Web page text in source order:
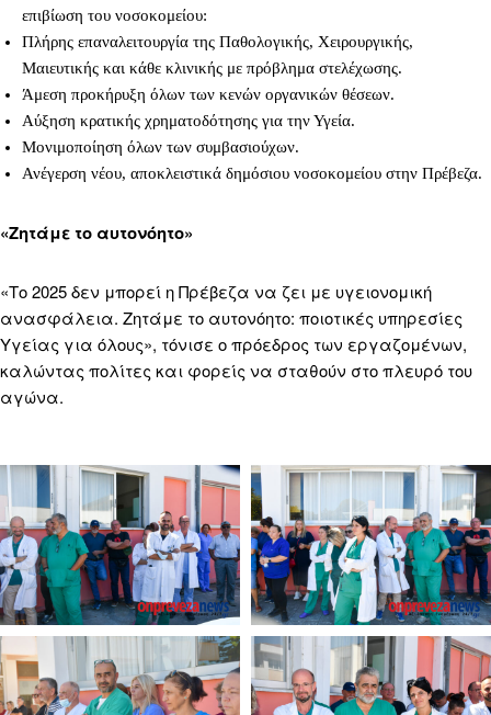
επιβίωση του νοσοκομείου:
Πλήρης επαναλειτουργία της Παθολογικής, Χειρουργικής,
Μαιευτικής και κάθε κλινικής με πρόβλημα στελέχωσης.
Άμεση προκήρυξη όλων των κενών οργανικών θέσεων.
Αύξηση κρατικής χρηματοδότησης για την Υγεία.
Μονιμοποίηση όλων των συμβασιούχων.
Ανέγερση νέου, αποκλειστικά δημόσιου νοσοκομείου στην Πρέβεζα.
«Ζητάμε το αυτονόητο»
«Το 2025 δεν μπορεί η Πρέβεζα να ζει με υγειονομική
ανασφάλεια. Ζητάμε το αυτονόητο: ποιοτικές υπηρεσίες
Υγείας για όλους», τόνισε ο πρόεδρος των εργαζομένων,
καλώντας πολίτες και φορείς να σταθούν στο πλευρό του
αγώνα.